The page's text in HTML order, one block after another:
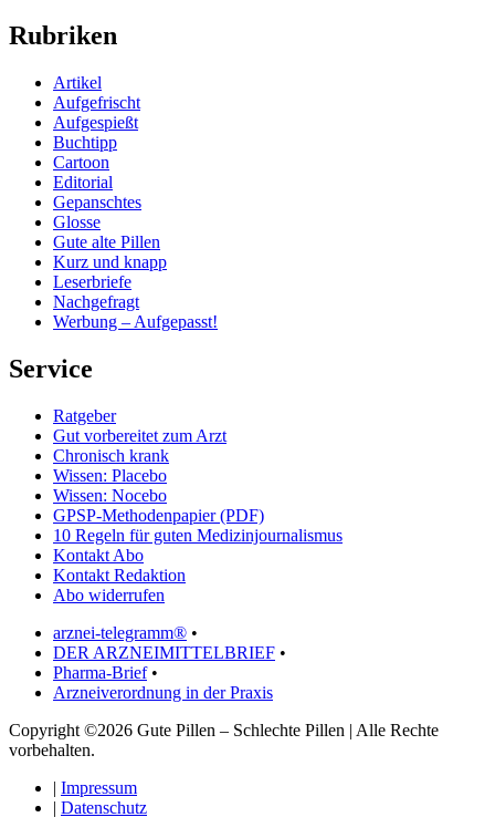
Rubriken
Artikel
Aufgefrischt
Aufgespießt
Buchtipp
Cartoon
Editorial
Gepanschtes
Glosse
Gute alte Pillen
Kurz und knapp
Leserbriefe
Nachgefragt
Werbung – Aufgepasst!
Service
Ratgeber
Gut vorbereitet zum Arzt
Chronisch krank
Wissen: Placebo
Wissen: Nocebo
GPSP-Methodenpapier (PDF)
10 Regeln für guten Medizinjournalismus
Kontakt Abo
Kontakt Redaktion
Abo widerrufen
arznei-telegramm® •
DER ARZNEIMITTELBRIEF •
Pharma-Brief•
Arzneiverordnung in der Praxis
Copyright ©2026 Gute Pillen – Schlechte Pillen | Alle Rechte
vorbehalten.
| Impressum
| Datenschutz